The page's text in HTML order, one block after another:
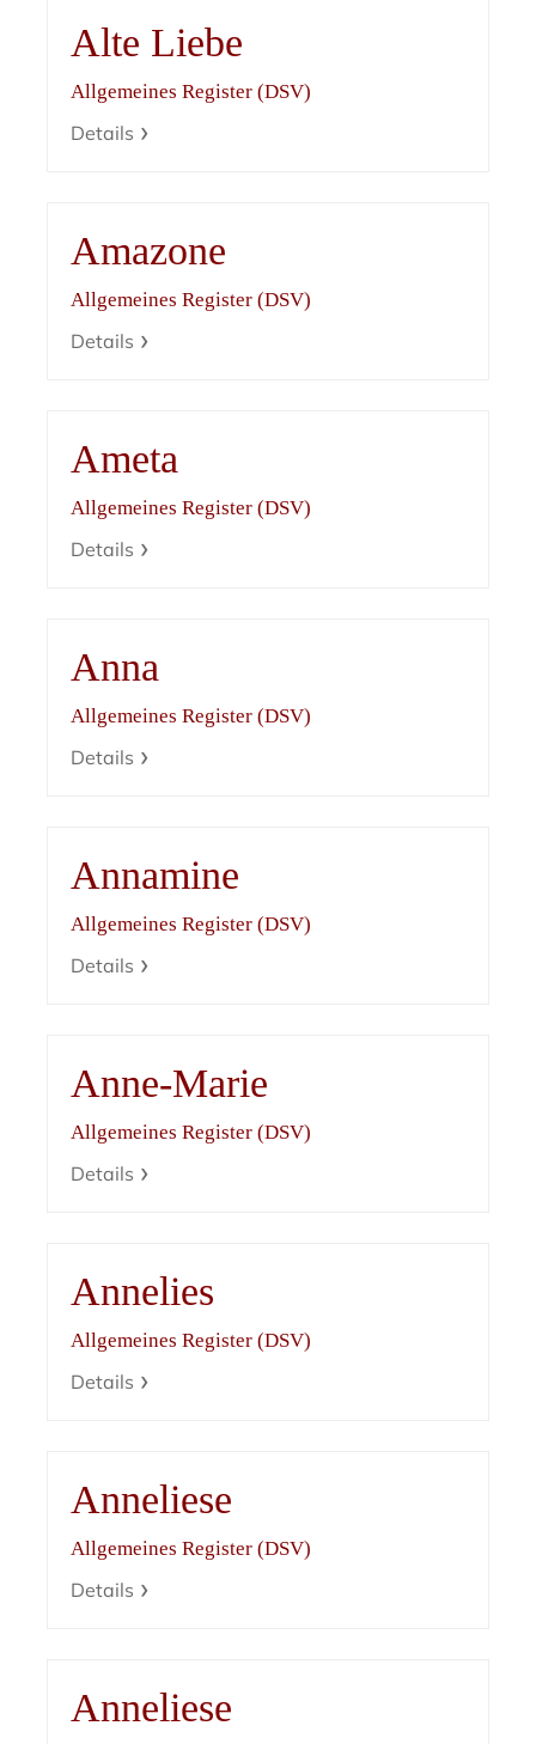
Alte Liebe
Allgemeines Register (DSV)
Details
Amazone
Allgemeines Register (DSV)
Details
Ameta
Allgemeines Register (DSV)
Details
Anna
Allgemeines Register (DSV)
Details
Annamine
Allgemeines Register (DSV)
Details
Anne-Marie
Allgemeines Register (DSV)
Details
Annelies
Allgemeines Register (DSV)
Details
Anneliese
Allgemeines Register (DSV)
Details
Anneliese